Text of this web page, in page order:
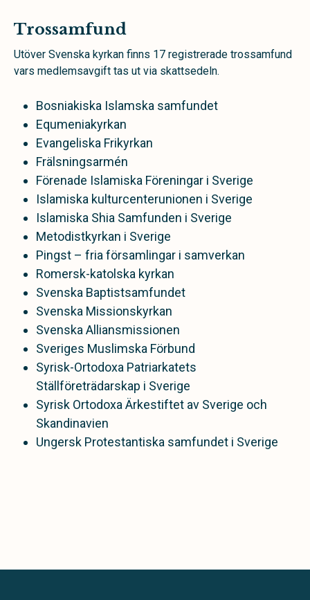
Trossamfund
Utöver Svenska kyrkan finns 17 registrerade trossamfund
vars medlemsavgift tas ut via skattsedeln.
Bosniakiska Islamska samfundet
Equmeniakyrkan
Evangeliska Frikyrkan
Frälsningsarmén
Förenade Islamiska Föreningar i Sverige
Islamiska kulturcenterunionen i Sverige
Islamiska Shia Samfunden i Sverige
Metodistkyrkan i Sverige
Pingst – fria församlingar i samverkan
Romersk-katolska kyrkan
Svenska Baptistsamfundet
Svenska Missionskyrkan
Svenska Alliansmissionen
Sveriges Muslimska Förbund
Syrisk-Ortodoxa Patriarkatets
Ställföreträdarskap i Sverige
Syrisk Ortodoxa Ärkestiftet av Sverige och
Skandinavien
Ungersk Protestantiska samfundet i Sverige